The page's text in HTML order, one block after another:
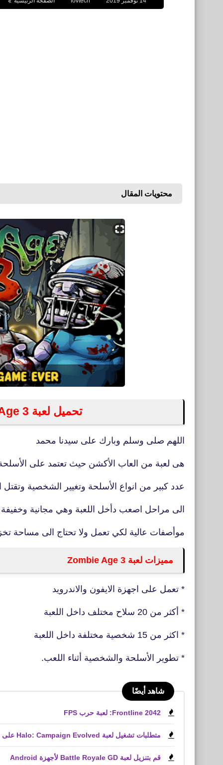
محتويات المقال
تحميل لعبة Zombie Age 3 للايفون والاندرويد
اللهم صلى وسلم وبارك على سيدنا محمد
هى لعبة من العاب الأكشن حيث تعتمد على الأسلحة
عدد كبير من انواع الأسلحة وتغيير الشخصية
الى مراحل اصعب دأخل اللعبة وهي مجانية وخفيفة
موأصفات عالية لكي تعمل ولا تحتاج الى مساحة
مميزات لعبة Zombie Age 3
* تعمل على اجهزة الايفون والاندرويد
* أكثر من 20 سلاح مختلف داخل اللعبة
* اكثر من 15 شخصية مختلفة داخل اللعبة
* تطوير الأسلحة والشخصية أثناء اللعب.
شاهد أيضًا
Frontline 2042: لعبة حرب FPS
متطلبات تشغيل لعبة Halo: Campaign Evolved على الكمبيوتر الشخصي
قم بتنزيل لعبة Battle Royale GD لأجهزة Android